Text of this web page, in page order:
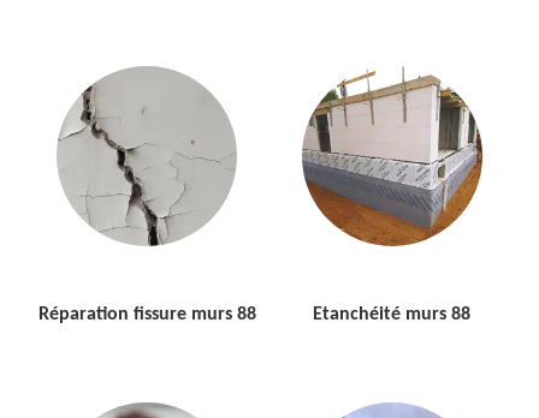
Réparation fissure murs 88 Etanchéité murs 88